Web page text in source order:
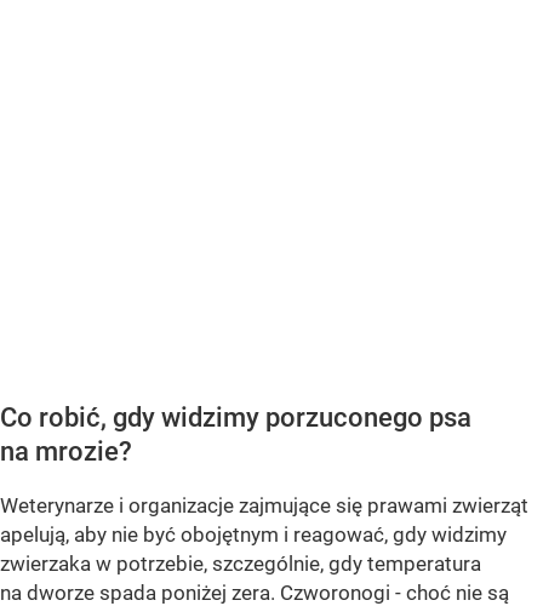
Co robić, gdy widzimy porzuconego psa
na mrozie?
Weterynarze i organizacje zajmujące się prawami zwierząt
apelują, aby nie być obojętnym i reagować, gdy widzimy
zwierzaka w potrzebie, szczególnie, gdy temperatura
na dworze spada poniżej zera. Czworonogi - choć nie są